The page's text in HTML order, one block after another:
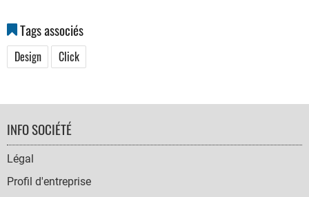
Tags associés
Design Click
FOOTER
NAVIGATION
INFO SOCIÉTÉ
Légal
Profil d'entreprise